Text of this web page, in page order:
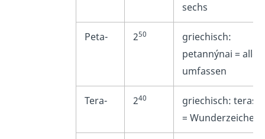
sechs
Peta- 250
griechisch:
petannýnai = alles
umfassen
Tera- 240
griechisch: teras
= Wunderzeichen